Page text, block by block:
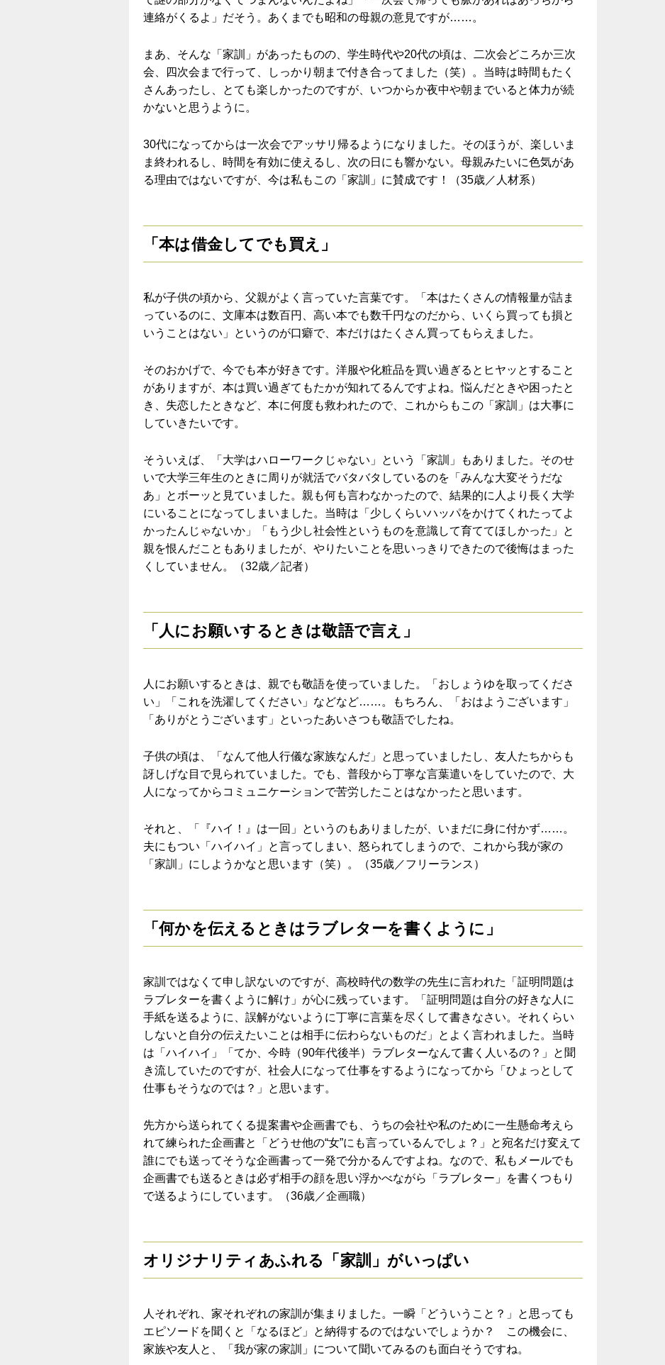
連絡がくるよ」だそう。あくまでも昭和の母親の意見ですが……。
まあ、そんな「家訓」があったものの、学生時代や20代の頃は、二次会どころか三次
会、四次会まで行って、しっかり朝まで付き合ってました（笑）。当時は時間もたく
さんあったし、とても楽しかったのですが、いつからか夜中や朝までいると体力が続
かないと思うように。
30代になってからは一次会でアッサリ帰るようになりました。そのほうが、楽しいま
ま終われるし、時間を有効に使えるし、次の日にも響かない。母親みたいに色気があ
る理由ではないですが、今は私もこの「家訓」に賛成です！（35歳／人材系）
「本は借金してでも買え」
私が子供の頃から、父親がよく言っていた言葉です。「本はたくさんの情報量が詰ま
っているのに、文庫本は数百円、高い本でも数千円なのだから、いくら買っても損と
いうことはない」というのが口癖で、本だけはたくさん買ってもらえました。
そのおかげで、今でも本が好きです。洋服や化粧品を買い過ぎるとヒヤッとすること
がありますが、本は買い過ぎてもたかが知れてるんですよね。悩んだときや困ったと
き、失恋したときなど、本に何度も救われたので、これからもこの「家訓」は大事に
していきたいです。
そういえば、「大学はハローワークじゃない」という「家訓」もありました。そのせ
いで大学三年生のときに周りが就活でバタバタしているのを「みんな大変そうだな
あ」とボーッと見ていました。親も何も言わなかったので、結果的に人より長く大学
にいることになってしまいました。当時は「少しくらいハッパをかけてくれたってよ
かったんじゃないか」「もう少し社会性というものを意識して育ててほしかった」と
親を恨んだこともありましたが、やりたいことを思いっきりできたので後悔はまった
くしていません。（32歳／記者）
「人にお願いするときは敬語で言え」
人にお願いするときは、親でも敬語を使っていました。「おしょうゆを取ってくださ
い」「これを洗濯してください」などなど……。もちろん、「おはようございます」
「ありがとうございます」といったあいさつも敬語でしたね。
子供の頃は、「なんて他人行儀な家族なんだ」と思っていましたし、友人たちからも
訝しげな目で見られていました。でも、普段から丁寧な言葉遣いをしていたので、大
人になってからコミュニケーションで苦労したことはなかったと思います。
それと、「『ハイ！』は一回」というのもありましたが、いまだに身に付かず……。
夫にもつい「ハイハイ」と言ってしまい、怒られてしまうので、これから我が家の
「家訓」にしようかなと思います（笑）。（35歳／フリーランス）
「何かを伝えるときはラブレターを書くように」
家訓ではなくて申し訳ないのですが、高校時代の数学の先生に言われた「証明問題は
ラブレターを書くように解け」が心に残っています。「証明問題は自分の好きな人に
手紙を送るように、誤解がないように丁寧に言葉を尽くして書きなさい。それくらい
しないと自分の伝えたいことは相手に伝わらないものだ」とよく言われました。当時
は「ハイハイ」「てか、今時（90年代後半）ラブレターなんて書く人いるの？」と聞
き流していたのですが、社会人になって仕事をするようになってから「ひょっとして
仕事もそうなのでは？」と思います。
先方から送られてくる提案書や企画書でも、うちの会社や私のために一生懸命考えら
れて練られた企画書と「どうせ他の“女”にも言っているんでしょ？」と宛名だけ変えて
誰にでも送ってそうな企画書って一発で分かるんですよね。なので、私もメールでも
企画書でも送るときは必ず相手の顔を思い浮かべながら「ラブレター」を書くつもり
で送るようにしています。（36歳／企画職）
オリジナリティあふれる「家訓」がいっぱい
人それぞれ、家それぞれの家訓が集まりました。一瞬「どういうこと？」と思っても
エピソードを聞くと「なるほど」と納得するのではないでしょうか？ この機会に、
家族や友人と、「我が家の家訓」について聞いてみるのも面白そうですね。